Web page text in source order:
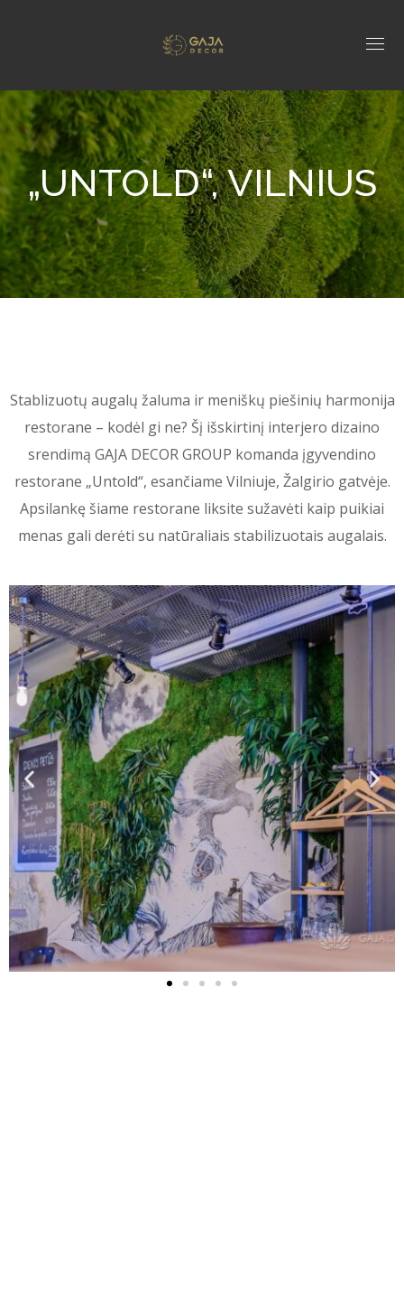
„UNTOLD“, VILNIUS
Stablizuotų augalų žaluma ir meniškų piešinių harmonija
restorane – kodėl gi ne? Šį išskirtinį interjero dizaino
srendimą GAJA DECOR GROUP komanda įgyvendino
restorane „Untold“, esančiame Vilniuje, Žalgirio gatvėje.
Apsilankę šiame restorane liksite sužavėti kaip puikiai
menas gali derėti su natūraliais stabilizuotais augalais.